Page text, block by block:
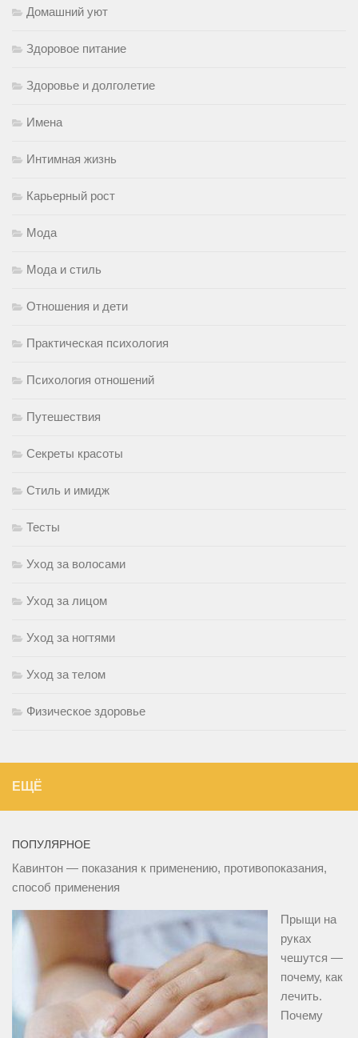
Домашний уют
Здоровое питание
Здоровье и долголетие
Имена
Интимная жизнь
Карьерный рост
Мода
Мода и стиль
Отношения и дети
Практическая психология
Психология отношений
Путешествия
Секреты красоты
Стиль и имидж
Тесты
Уход за волосами
Уход за лицом
Уход за ногтями
Уход за телом
Физическое здоровье
ЕЩЁ
ПОПУЛЯРНОЕ
Кавинтон — показания к применению, противопоказания,
способ применения
Прыщи на
руках
чешутся —
почему, как
лечить.
Почему